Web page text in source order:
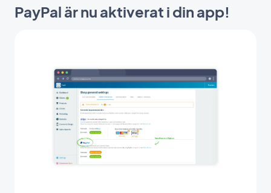
PayPal är nu aktiverat i din app!